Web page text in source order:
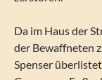
Da im Haus der
der Bewaffneten
Spenser